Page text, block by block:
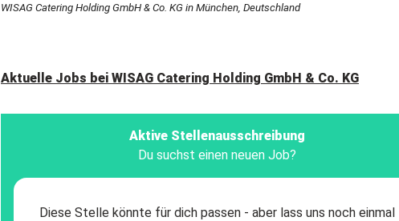
WISAG Catering Holding GmbH & Co. KG in München, Deutschland
Aktuelle Jobs bei WISAG Catering Holding GmbH & Co. KG
Aktive Stellenausschreibung
Du suchst einen neuen Job?
Diese Stelle könnte für dich passen - aber lass uns noch einmal